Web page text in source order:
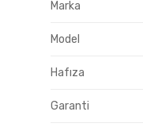
Marka
Model
Hafıza
Garanti